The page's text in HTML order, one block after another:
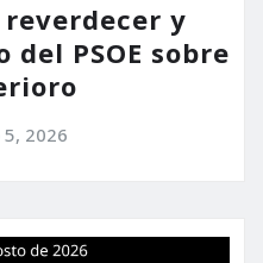
y
PSOE sobre
5, 2026